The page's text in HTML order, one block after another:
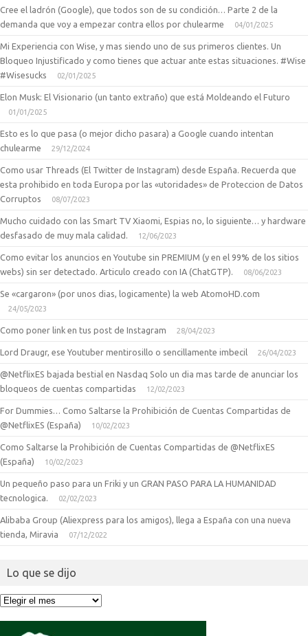
Cree el ladrón (Google), que todos son de su condición… Parte 2 de la
demanda que voy a empezar contra ellos por chulearme
04/01/2025
Mi Experiencia con Wise, y mas siendo uno de sus primeros clientes. Un
Bloqueo Injustificado y como tienes que actuar ante estas situaciones. #Wise
#Wisesucks
02/01/2025
Elon Musk: El Visionario (un tanto extraño) que está Moldeando el Futuro
01/01/2025
Esto es lo que pasa (o mejor dicho pasara) a Google cuando intentan
chulearme
29/12/2024
Como usar Threads (El Twitter de Instagram) desde España. Recuerda que
esta prohibido en toda Europa por las «utoridades» de Proteccion de Datos
Corruptos
08/07/2023
Mucho cuidado con las Smart TV Xiaomi, Espias no, lo siguiente… y hardware
desfasado de muy mala calidad.
12/06/2023
Como evitar los anuncios en Youtube sin PREMIUM (y en el 99% de los sitios
webs) sin ser detectado. Articulo creado con IA (ChatGTP).
08/06/2023
Se «cargaron» (por unos dias, logicamente) la web AtomoHD.com
24/05/2023
Como poner link en tus post de Instagram 28/04/2023
Lord Draugr, ese Youtuber mentirosillo o sencillamente imbecil 26/04/2023
@NetflixES bajada bestial en Nasdaq Solo un dia mas tarde de anunciar los
bloqueos de cuentas compartidas
12/02/2023
For Dummies… Como Saltarse la Prohibición de Cuentas Compartidas de
@NetflixES (España)
10/02/2023
Como Saltarse la Prohibición de Cuentas Compartidas de @NetflixES
(España)
10/02/2023
Un pequeño paso para un Friki y un GRAN PASO PARA LA HUMANIDAD
tecnologica.
02/02/2023
Alibaba Group (Aliexpress para los amigos), llega a España con una nueva
tienda, Miravia
07/12/2022
Lo que se dijo
Lo